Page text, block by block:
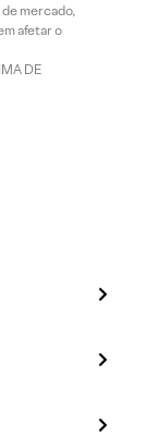
mercado,
afetar o
DE